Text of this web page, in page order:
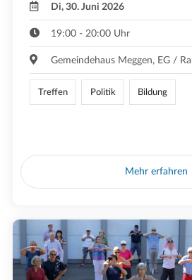
Di, 30. Juni 2026
19:00 - 20:00 Uhr
Gemeindehaus Meggen, EG /
Treffen Politik Bildung
Mehr erfahren